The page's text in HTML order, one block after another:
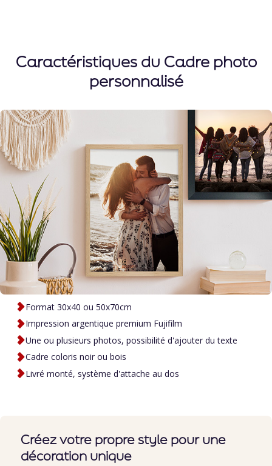
Caractéristiques du Cadre photo
personnalisé
Format 30x40 ou 50x70cm
Impression argentique premium Fujifilm
Une ou plusieurs photos, possibilité d'ajouter du texte
Cadre coloris noir ou bois
Livré monté, système d'attache au dos
Créez votre propre style pour une
décoration unique